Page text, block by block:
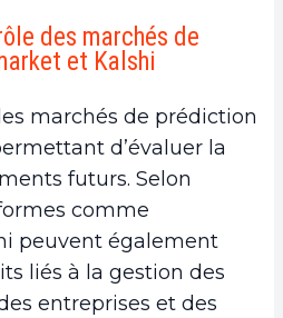
des marchés de
et Kalshi
marchés de prédiction
d’évaluer la
futurs. Selon
comme
peuvent également
liés à la gestion des
entreprises et des